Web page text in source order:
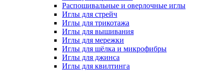
Распошивальные и оверлочные иглы
Иглы для стрейч
Иглы для трикотажа
Иглы для вышивания
Иглы для мережки
Иглы для шёлка и микрофибры
Иглы для джинса
Иглы для квилтинга